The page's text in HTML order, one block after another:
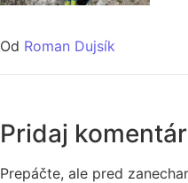
Od Roman Dujsík
Pridaj komentár
Prepáčte, ale pred